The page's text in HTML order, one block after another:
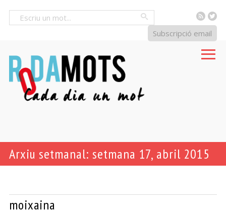
RSS
Subscripció email
Arxiu setmanal: setmana 17, abril 2015
moixaina